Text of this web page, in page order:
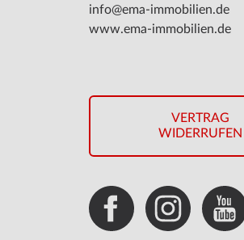
info@ema-immobilien.de
www.ema-immobilien.de
VERTRAG
WIDERRUFEN